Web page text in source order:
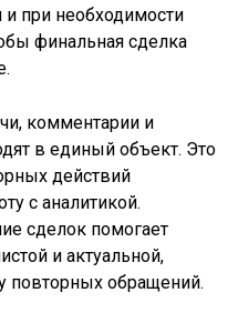
при необходимости
финальная сделка
комментарии и
в единый объект. Это
действий
с аналитикой.
сделок помогает
и актуальной,
повторных обращений.